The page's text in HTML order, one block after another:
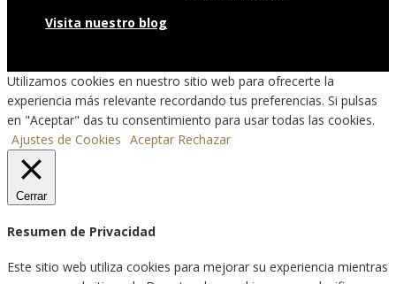
Visita nuestro blog
Utilizamos cookies en nuestro sitio web para ofrecerte la
experiencia más relevante recordando tus preferencias. Si pulsas
en "Aceptar" das tu consentimiento para usar todas las cookies.
Ajustes de Cookies Aceptar Rechazar
Cerrar
Resumen de Privacidad
Este sitio web utiliza cookies para mejorar su experiencia mientras